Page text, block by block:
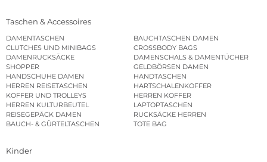
Taschen & Accessoires
DAMENTASCHEN
BAUCHTASCHEN DAMEN
CLUTCHES UND MINIBAGS
CROSSBODY BAGS
DAMENRUCKSÄCKE
DAMENSCHALS & DAMENTÜCHER
SHOPPER
GELDBÖRSEN DAMEN
HANDSCHUHE DAMEN
HANDTASCHEN
HERREN REISETASCHEN
HARTSCHALENKOFFER
KOFFER UND TROLLEYS
HERREN KOFFER
HERREN KULTURBEUTEL
LAPTOPTASCHEN
REISEGEPÄCK DAMEN
RUCKSÄCKE HERREN
BAUCH- & GÜRTELTASCHEN
TOTE BAG
Kinder